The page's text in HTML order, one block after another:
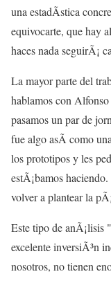
una estadÃ­stica
equivocarte, que hay
haces nada seguirÃ¡
La mayor parte del
hablamos con
pasamos un par de
fue algo asÃ­ como
los prototipos y les
estÃ¡bamos
volver a plantear la
Este tipo de anÃ¡lisis
excelente inversiÃ³n
nosotros, no tienen